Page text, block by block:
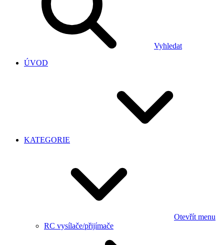
Vyhledat
ÚVOD
KATEGORIE
Otevřít menu
RC vysílače/přijímače